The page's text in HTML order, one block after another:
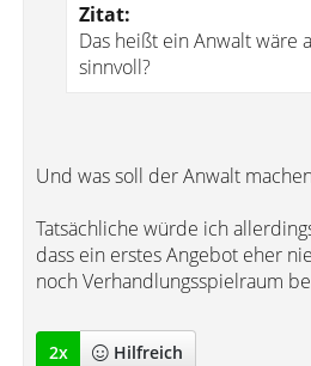
Zitat:
Das heißt ein Anwalt wäre
sinnvoll?
Und was soll der Anwalt
Tatsächliche würde ich
dass ein erstes Angebot eher
noch Verhandlungsspielraum
2x Hilfreich